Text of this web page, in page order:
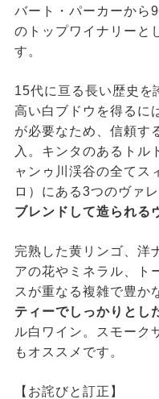
バート・パーカーから
のトップワイナリーと
す。
15代に亘る長い歴史を
高い白ブドウを得るに
が必要なため、信頼す
入。キンタのあるトル
ャンゥ川渓谷の全てス
ロ）にある3つのヴァ
ブレンドして造られる
完熟した黄リンゴ、洋
アの花やミネラル、ト
スが重なる複雑で豊か
ティーでしっかりとし
ル白ワイン。スモーク
もオススメです。
【お詫びと訂正】